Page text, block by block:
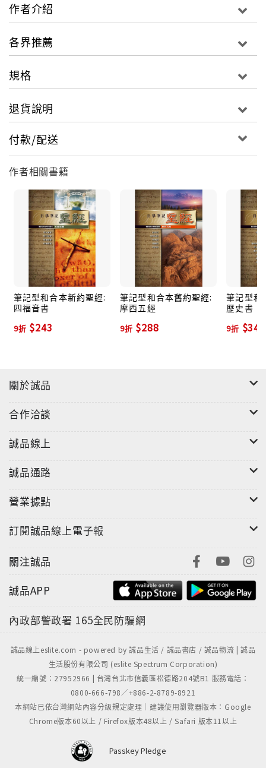
要的經卷即可。
重點可紀錄，疑問也可寫下，方便之後去查考，否則很
容易忘記當下的問題。
4. 珍貴心得：可自行訂定讀經計畫，並保留每年的讀經
體會，隔一段時間再讀時，常讓人有溫故知新之感，對
神的經歷也有更多體會。
5. 價格實在：為鼓勵讀者多多讀經，特出版分卷聖經，
可讓讀者依據需要購買，並將聖經與筆記合而為一，不
需又買聖經、又買筆記本。
作者介紹
各界推薦
規格
退貨說明
付款/配送
作者相關書籍
筆記型和合本新約聖經:
四福音書
9折 $243
筆記型和合本舊約聖經:
摩西五經
9折 $288
筆記型和
歷史書
9折 $342
關於誠品
合作洽談
誠品線上
誠品通路
營業據點
訂閱誠品線上電子報
關注誠品
誠品APP
內政部警政署 165全民防騙網
誠品線上eslite.com - powered by 誠品生活 / 誠品書店 / 誠品物流 | 誠品
生活股份有限公司 (eslite Spectrum Corporation)
統一編號：27952966 | 台灣台北市信義區松德路204號B1 服務電話：
0800-666-798／+886-2-8789-8921
本網站已依台灣網站內容分級規定處理｜建議使用瀏覽器版本：Google
Chrome版本60以上 / Firefox版本48以上 / Safari 版本11以上
Passkey Pledge